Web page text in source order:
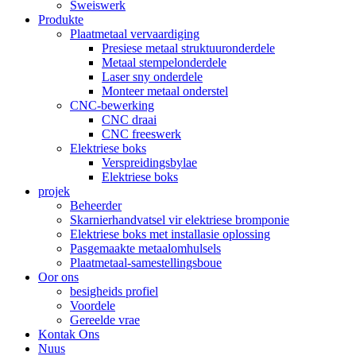
Sweiswerk
Produkte
Plaatmetaal vervaardiging
Presiese metaal struktuuronderdele
Metaal stempelonderdele
Laser sny onderdele
Monteer metaal onderstel
CNC-bewerking
CNC draai
CNC freeswerk
Elektriese boks
Verspreidingsbylae
Elektriese boks
projek
Beheerder
Skarnierhandvatsel vir elektriese bromponie
Elektriese boks met installasie oplossing
Pasgemaakte metaalomhulsels
Plaatmetaal-samestellingsboue
Oor ons
besigheids profiel
Voordele
Gereelde vrae
Kontak Ons
Nuus